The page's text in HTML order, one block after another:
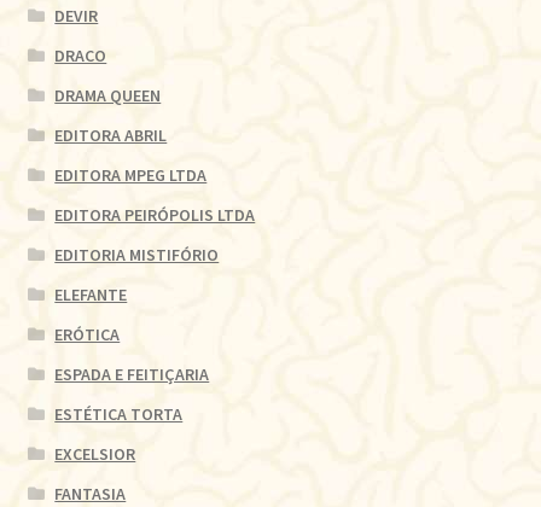
DEVIR
DRACO
DRAMA QUEEN
EDITORA ABRIL
EDITORA MPEG LTDA
EDITORA PEIRÓPOLIS LTDA
EDITORIA MISTIFÓRIO
ELEFANTE
ERÓTICA
ESPADA E FEITIÇARIA
ESTÉTICA TORTA
EXCELSIOR
FANTASIA